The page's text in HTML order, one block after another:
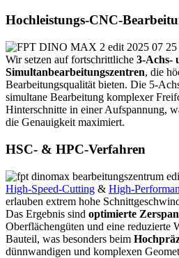
Hochleistungs-CNC-
Wir setzen auf fortschrittliche 3-Achs-
Simultanbearbeitungszentren, die
Bearbeitungsqualität bieten. Die 5-
simultane Bearbeitung komplexer
Hinterschnitte in einer Aufspannung,
die Genauigkeit maximiert.
HSC- & HPC-Verfahren
High-Speed-Cutting & High-
erlauben extrem hohe
Das Ergebnis sind optimierte
Oberflächengüten und eine reduzierte
Bauteil, was besonders beim
dünnwandigen und komplexen